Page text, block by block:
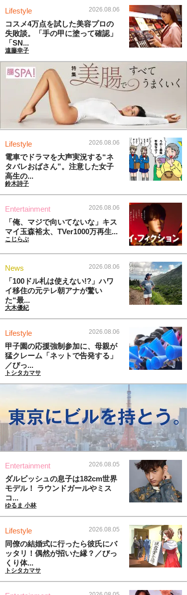
Lifestyle 2026.08.06
コスメ4万点を試した美容プロの
失敗談。「手の甲に塗って確認」
「SN...
遠藤幸子
Lifestyle 2026.08.06
電車でドラマを大声実況する“ネ
タバレおばさん”。注意した女子
高生の...
鈴木詩子
Entertainment 2026.08.06
「俺、マジで向いてないな」キス
マイ玉森裕太、TVer1000万再生...
こじらぶ
News 2026.08.06
「100ドル札は使えない!?」ハワ
イ移住の元テレ朝アナが驚い
た“最...
大木優紀
Lifestyle 2026.08.06
甲子園の応援強制参加に、母親が
猛クレーム「ネットで告発する」
／びっ...
トシタカマサ
Entertainment 2026.08.05
ダルビッシュの息子は182cm世界
モデル！ ラウンドガールやミス
コ...
ゆるま 小林
Lifestyle 2026.08.05
同僚の結婚式に行ったら彼氏にバ
ッタリ！偶然が招いた縁？／びっ
くり体...
トシタカマサ